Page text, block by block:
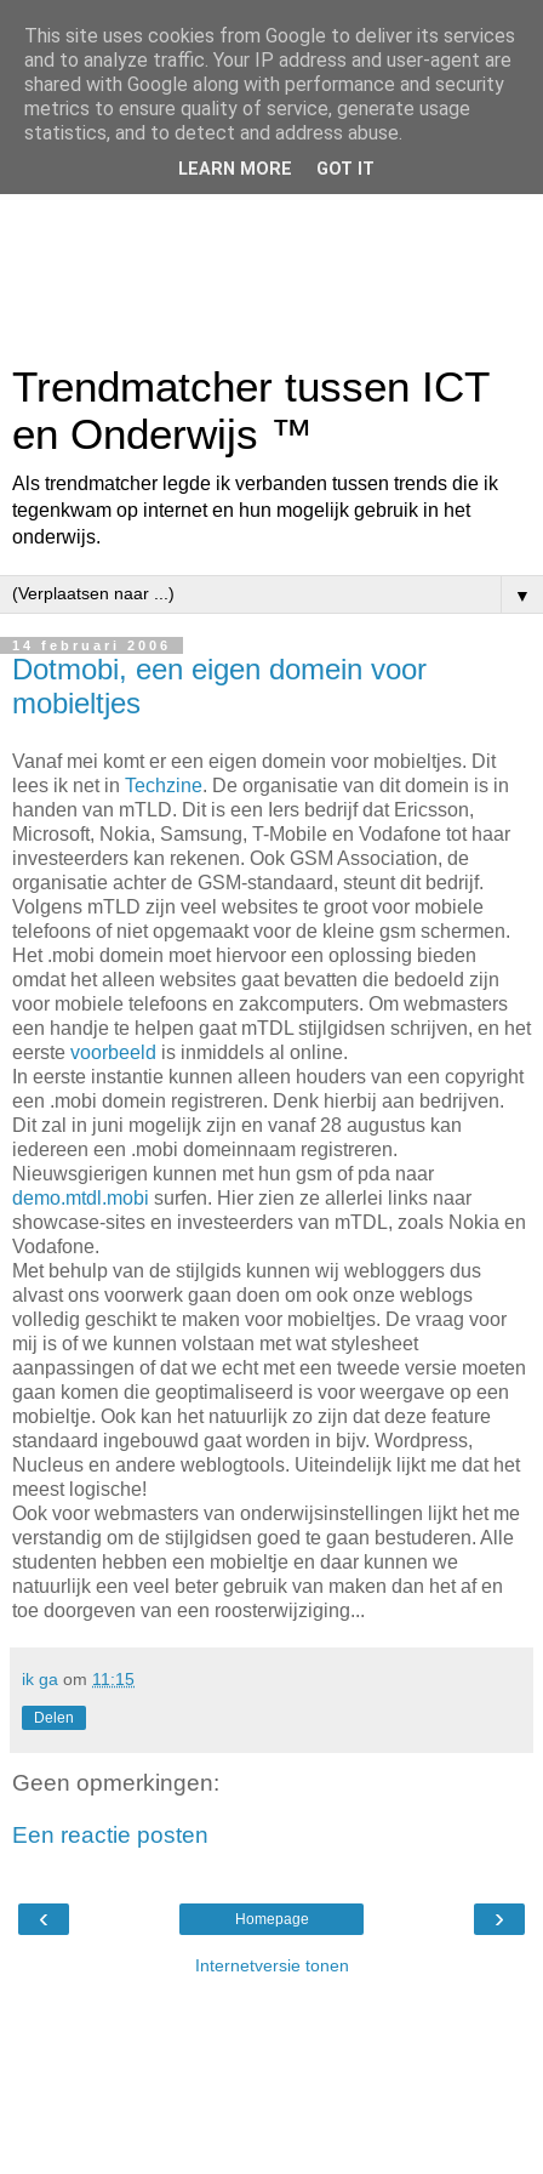
Trendmatcher tussen ICT
en Onderwijs ™
Als trendmatcher legde ik verbanden tussen trends die ik
tegenkwam op internet en hun mogelijk gebruik in het
onderwijs.
▼
14 februari 2006
Dotmobi, een eigen domein voor
mobieltjes
Vanaf mei komt er een eigen domein voor mobieltjes. Dit
lees ik net in Techzine. De organisatie van dit domein is in
handen van mTLD. Dit is een Iers bedrijf dat Ericsson,
Microsoft, Nokia, Samsung, T-Mobile en Vodafone tot haar
investeerders kan rekenen. Ook GSM Association, de
organisatie achter de GSM-standaard, steunt dit bedrijf.
Volgens mTLD zijn veel websites te groot voor mobiele
telefoons of niet opgemaakt voor de kleine gsm schermen.
Het .mobi domein moet hiervoor een oplossing bieden
omdat het alleen websites gaat bevatten die bedoeld zijn
voor mobiele telefoons en zakcomputers. Om webmasters
een handje te helpen gaat mTDL stijlgidsen schrijven, en het
eerste voorbeeld is inmiddels al online.
In eerste instantie kunnen alleen houders van een copyright
een .mobi domein registreren. Denk hierbij aan bedrijven.
Dit zal in juni mogelijk zijn en vanaf 28 augustus kan
iedereen een .mobi domeinnaam registreren.
Nieuwsgierigen kunnen met hun gsm of pda naar
demo.mtdl.mobi surfen. Hier zien ze allerlei links naar
showcase-sites en investeerders van mTDL, zoals Nokia en
Vodafone.
Met behulp van de stijlgids kunnen wij webloggers dus
alvast ons voorwerk gaan doen om ook onze weblogs
volledig geschikt te maken voor mobieltjes. De vraag voor
mij is of we kunnen volstaan met wat stylesheet
aanpassingen of dat we echt met een tweede versie moeten
gaan komen die geoptimaliseerd is voor weergave op een
mobieltje. Ook kan het natuurlijk zo zijn dat deze feature
standaard ingebouwd gaat worden in bijv. Wordpress,
Nucleus en andere weblogtools. Uiteindelijk lijkt me dat het
meest logische!
Ook voor webmasters van onderwijsinstellingen lijkt het me
verstandig om de stijlgidsen goed te gaan bestuderen. Alle
studenten hebben een mobieltje en daar kunnen we
natuurlijk een veel beter gebruik van maken dan het af en
toe doorgeven van een roosterwijziging...
ik ga om 11:15
Delen
Geen opmerkingen:
Een reactie posten
‹ ›
Homepage
Internetversie tonen
This site uses cookies from Google to deliver its services
and to analyze traffic. Your IP address and user-agent are
shared with Google along with performance and security
metrics to ensure quality of service, generate usage
statistics, and to detect and address abuse.
LEARN MORE GOT IT